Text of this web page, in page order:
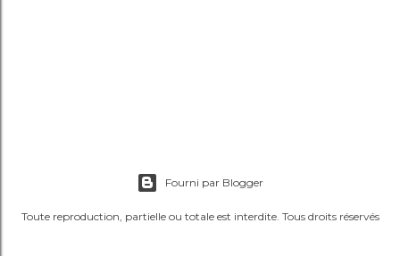
Fourni par Blogger
Toute reproduction, partielle ou totale est interdite. Tous droits réservés